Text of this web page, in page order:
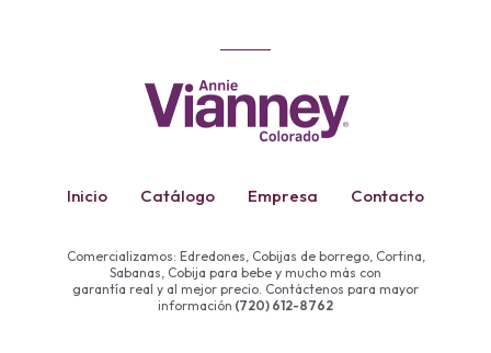
Inicio Catálogo Empresa Contacto
Comercializamos: Edredones, Cobijas de borrego, Cortina,
Sabanas, Cobija para bebe y mucho más con
garantía real y al mejor precio. Contáctenos para mayor
información (720) 612-8762